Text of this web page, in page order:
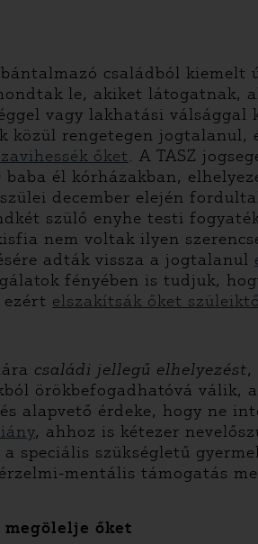
családból
le, akiket látogatnak,
vagy lakhatási válsággal
közül rengetegen jogtalanul,
őket. A TASZ
él kórházakban,
december elején
szülő enyhe testi
nem voltak ilyen
adták vissza a jogtalanul
fényében is tudjuk,
elszakítsák őket
családi jellegű elhelyezést,
örökbefogadhatóvá válik,
alapvető érdeke, hogy ne
, ahhoz is kétezer
speciális szükségletű
mentális támogatás
megölelje őket